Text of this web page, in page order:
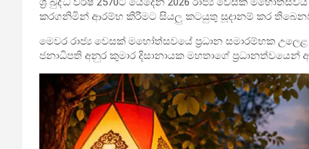
කර­ග­නි­මින් ආරම්භ කිරී­මට සියලු කට­යුතු සූදා­නම් කර
මෙවර රාජ්‍ය වෙසක් මහෝ­ත්ස­වයේ ප්‍රධාන සමා­ර­ම්භක
ජනාධිපති අනුර කුමාර දිසා­නා­යක මහ­තාගේ